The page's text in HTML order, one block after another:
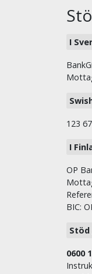
I
123
I
OP
BIC:
0600